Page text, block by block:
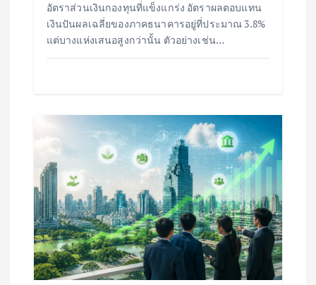
อัตราส่วนเงินกองทุนที่แข็งแกร่ง อัตราผลตอบแทน
เงินปันผลเฉลี่ยของภาคธนาคารอยู่ที่ประมาณ 3.8%
แต่บางแห่งเสนอสูงกว่านั้น ตัวอย่างเช่น…